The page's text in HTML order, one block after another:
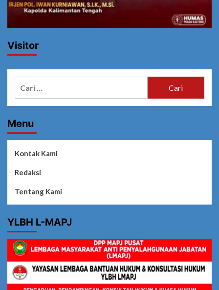
Visitor
Menu
Kontak Kami
Redaksi
Tentang Kami
YLBH L-MAPJ